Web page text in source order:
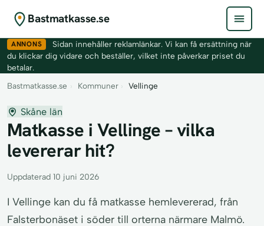
Bastmatkasse.se
ANNONS
Sidan innehåller reklamlänkar. Vi kan få ersättning när
du klickar dig vidare och beställer, vilket inte påverkar priset du
betalar.
Bastmatkasse.se › Kommuner › Vellinge
Skåne län
Matkasse i Vellinge – vilka
levererar hit?
Uppdaterad 10 juni 2026
I Vellinge kan du få matkasse hemlevererad, från
Falsterbonäset i söder till orterna närmare Malmö.